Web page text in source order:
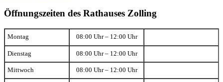
Öffnungszeiten des Rathauses Zolling
Montag 08:00 Uhr – 12:00 Uhr
Dienstag 08:00 Uhr – 12:00 Uhr
Mittwoch 08:00 Uhr – 12:00 Uhr